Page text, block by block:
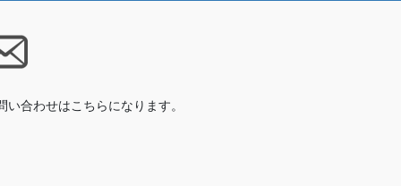
い合わせはこちらになります。